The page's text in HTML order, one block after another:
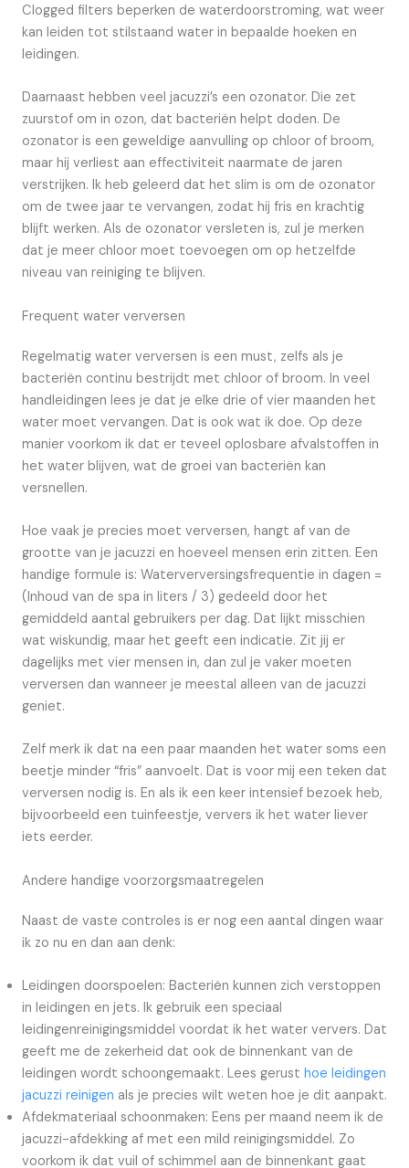
Clogged filters beperken de waterdoorstroming, wat weer
kan leiden tot stilstaand water in bepaalde hoeken en
leidingen.
Daarnaast hebben veel jacuzzi’s een ozonator. Die zet
zuurstof om in ozon, dat bacteriën helpt doden. De
ozonator is een geweldige aanvulling op chloor of broom,
maar hij verliest aan effectiviteit naarmate de jaren
verstrijken. Ik heb geleerd dat het slim is om de ozonator
om de twee jaar te vervangen, zodat hij fris en krachtig
blijft werken. Als de ozonator versleten is, zul je merken
dat je meer chloor moet toevoegen om op hetzelfde
niveau van reiniging te blijven.
Frequent water verversen
Regelmatig water verversen is een must, zelfs als je
bacteriën continu bestrijdt met chloor of broom. In veel
handleidingen lees je dat je elke drie of vier maanden het
water moet vervangen. Dat is ook wat ik doe. Op deze
manier voorkom ik dat er teveel oplosbare afvalstoffen in
het water blijven, wat de groei van bacteriën kan
versnellen.
Hoe vaak je precies moet verversen, hangt af van de
grootte van je jacuzzi en hoeveel mensen erin zitten. Een
handige formule is: Waterverversingsfrequentie in dagen =
(Inhoud van de spa in liters / 3) gedeeld door het
gemiddeld aantal gebruikers per dag. Dat lijkt misschien
wat wiskundig, maar het geeft een indicatie. Zit jij er
dagelijks met vier mensen in, dan zul je vaker moeten
verversen dan wanneer je meestal alleen van de jacuzzi
geniet.
Zelf merk ik dat na een paar maanden het water soms een
beetje minder “fris” aanvoelt. Dat is voor mij een teken dat
verversen nodig is. En als ik een keer intensief bezoek heb,
bijvoorbeeld een tuinfeestje, ververs ik het water liever
iets eerder.
Andere handige voorzorgsmaatregelen
Naast de vaste controles is er nog een aantal dingen waar
ik zo nu en dan aan denk:
Leidingen doorspoelen: Bacteriën kunnen zich verstoppen
in leidingen en jets. Ik gebruik een speciaal
leidingenreinigingsmiddel voordat ik het water ververs. Dat
geeft me de zekerheid dat ook de binnenkant van de
leidingen wordt schoongemaakt. Lees gerust hoe leidingen
jacuzzi reinigen als je precies wilt weten hoe je dit aanpakt.
Afdekmateriaal schoonmaken: Eens per maand neem ik de
jacuzzi-afdekking af met een mild reinigingsmiddel. Zo
voorkom ik dat vuil of schimmel aan de binnenkant gaat